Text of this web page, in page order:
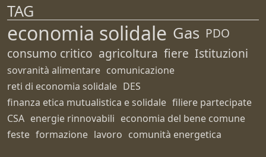
TAG
economia solidale Gas PDO
consumo critico agricoltura fiere Istituzioni
sovranità alimentare comunicazione
reti di economia solidale DES
finanza etica mutualistica e solidale filiere partecipate
CSA energie rinnovabili economia del bene comune
feste formazione lavoro comunità energetica